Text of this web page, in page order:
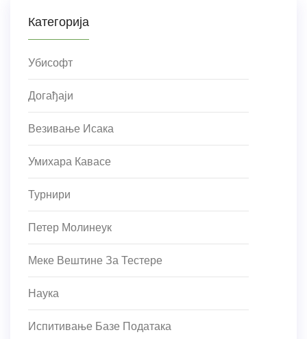
Категорија
Убисофт
Догађаји
Везивање Исака
Умихара Кавасе
Турнири
Петер Молинеук
Меке Вештине За Тестере
Наука
Испитивање Базе Података